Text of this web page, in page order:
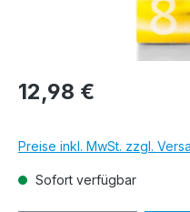
12,98 €
Preise inkl. MwSt. zzgl.
Sofort verfügbar